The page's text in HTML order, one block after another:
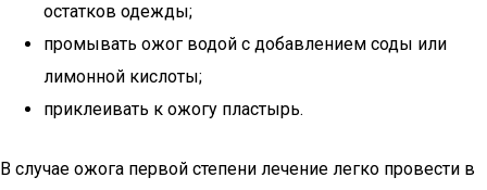
остатков одежды;
промывать ожог водой с добавлением соды или
лимонной кислоты;
приклеивать к ожогу пластырь.
В случае ожога первой степени лечение легко провести в